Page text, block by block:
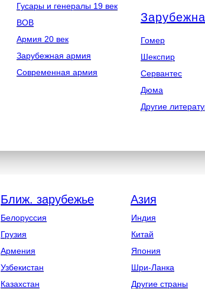
Гусары и генералы 19 век
ВОВ
Армия 20 век
Зарубежная армия
Современная армия
Гомер
Шекспир
Сервантес
Дюма
Другие
Белоруссия
Грузия
Армения
Узбекистан
Казахстан
Ближ. зарубежье
Индия
Китай
Япония
Шри-Ланка
Другие страны
Азия